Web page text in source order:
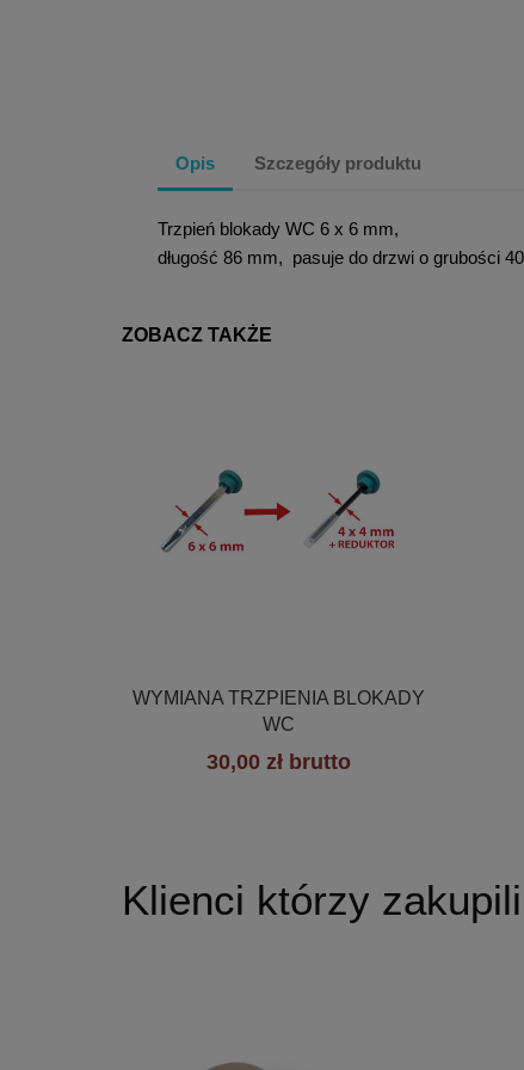
Opis Szczegóły produktu
Trzpień blokady WC 6 x 6 mm,
długość 86 mm, pasuje do drzwi o grubości
ZOBACZ TAKŻE
 Szybki podgląd
WYMIANA TRZPIENIA BLOKADY
WC
30,00 zł brutto
Klienci którzy